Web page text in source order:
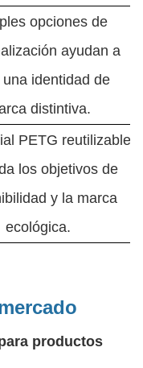
opciones de
ayudan a
identidad de
distintiva.
PETG reutilizable
los objetivos de
y la marca
ecológica.
productos